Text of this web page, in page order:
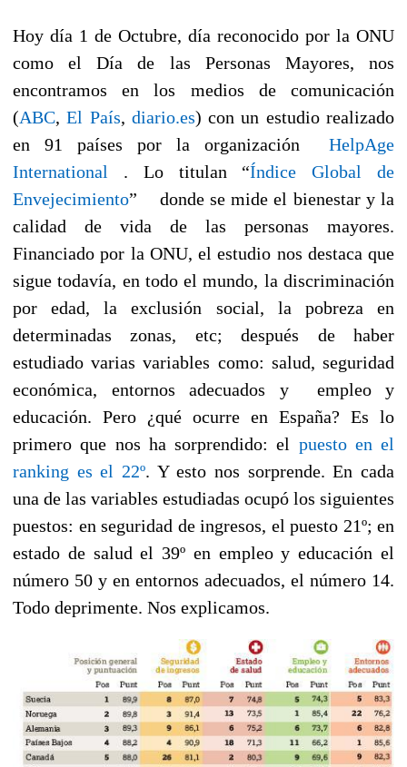
Hoy día 1 de Octubre, día reconocido por la ONU
como el Día de las Personas Mayores, nos
encontramos en los medios de comunicación
(ABC,El País, diario.es) con un estudio realizado
en 91 países por la organización HelpAge
International . Lo titulan “Índice Global de
Envejecimiento” donde se mide el bienestar y la
calidad de vida de las personas mayores.
Financiado por la ONU, el estudio nos destaca que
sigue todavía, en todo el mundo, la discriminación
por edad, la exclusión social, la pobreza en
determinadas zonas, etc; después de haber
estudiado varias variables como: salud, seguridad
económica, entornos adecuados y empleo y
educación. Pero ¿qué ocurre en España? Es lo
primero que nos ha sorprendido: el puesto en el
ranking es el 22º. Y esto nos sorprende. En cada
una de las variables estudiadas ocupó los siguientes
puestos: en seguridad de ingresos, el puesto 21º; en
estado de salud el 39º en empleo y educación el
número 50 y en entornos adecuados, el número 14.
Todo deprimente. Nos explicamos.